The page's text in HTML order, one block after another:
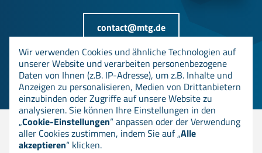
contact@mtg.de
+49 6151 8000-0
© MTG AG
Wir verwenden Cookies und ähnliche Technologien auf
unserer Website und verarbeiten personenbezogene
Daten von Ihnen (z.B. IP-Adresse), um z.B. Inhalte und
Anzeigen zu personalisieren, Medien von Drittanbietern
einzubinden oder Zugriffe auf unsere Website zu
analysieren. Sie können Ihre Einstellungen in den
„Cookie-Einstellungen“ anpassen oder der Verwendung
aller Cookies zustimmen, indem Sie auf „Alle
akzeptieren“ klicken.